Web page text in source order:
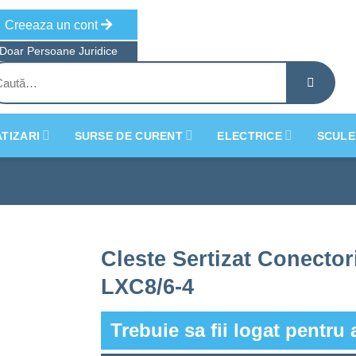
Creeaza un cont
Doar Persoane Juridice
SURSE DE CURENT ELECTRICE
Cleste Sertizat
LXC8/6-4
Trebuie sa fii logat pentru